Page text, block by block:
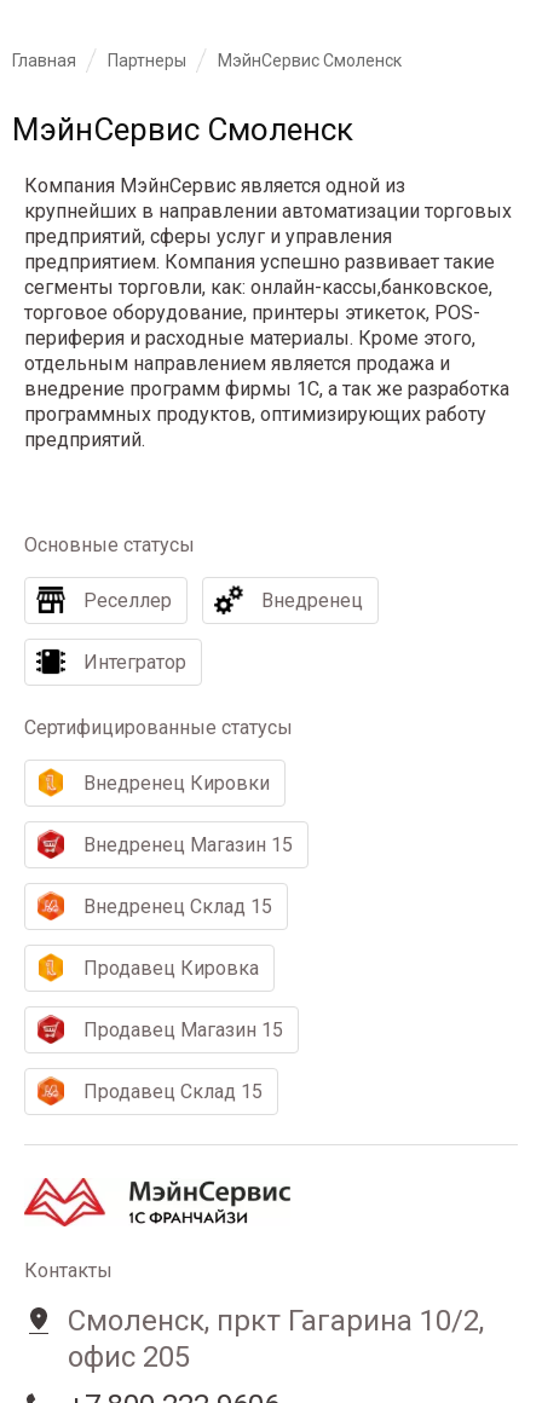
Главная Партнеры МэйнСервис Смоленск
МэйнСервис Смоленск
Компания МэйнСервис является одной из
крупнейших в направлении автоматизации торговых
предприятий, сферы услуг и управления
предприятием. Компания успешно развивает такие
сегменты торговли, как: онлайн-кассы,банковское,
торговое оборудование, принтеры этикеток, POS-
периферия и расходные материалы. Кроме этого,
отдельным направлением является продажа и
внедрение программ фирмы 1С, а так же разработка
программных продуктов, оптимизирующих работу
предприятий.
Основные статусы
Реселлер Внедренец
Интегратор
Сертифицированные статусы
Внедренец Кировки
Внедренец Магазин 15
Внедренец Склад 15
Продавец Кировка
Продавец Магазин 15
Продавец Склад 15
Контакты
Смоленск, пркт Гагарина 10/2,
офис 205